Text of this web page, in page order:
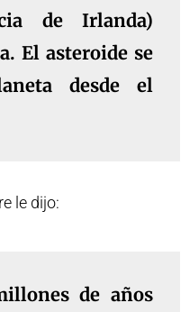
de Irlanda)
El asteroide se
desde el
le dijo:
de años